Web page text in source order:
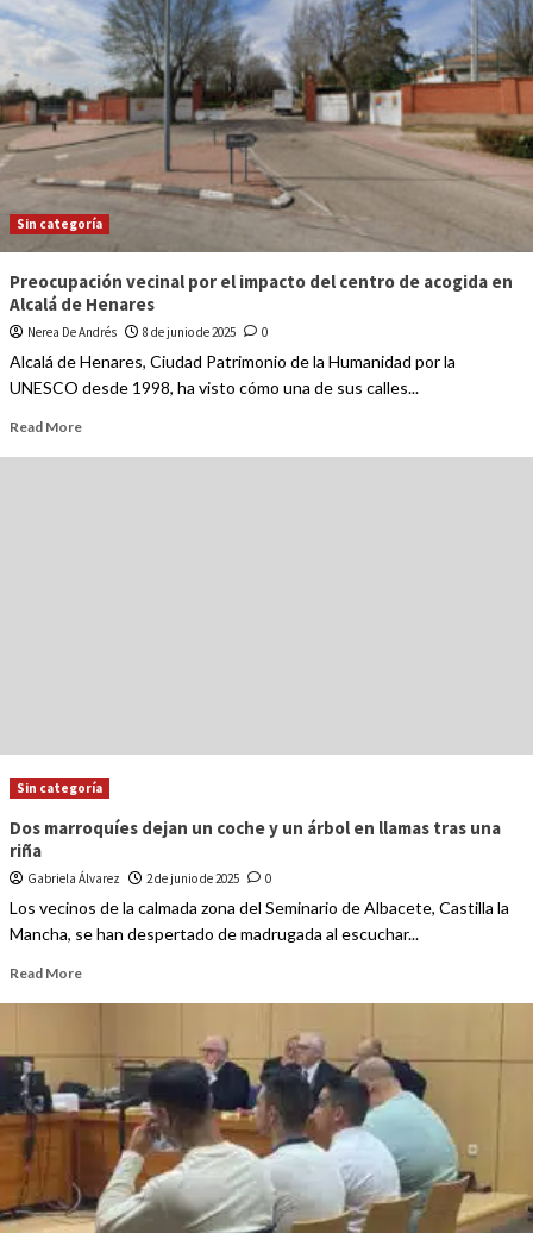
Sin categoría
Preocupación vecinal por el impacto del centro de acogida en
Alcalá de Henares
Nerea De Andrés 8 de junio de 2025 0
Alcalá de Henares, Ciudad Patrimonio de la Humanidad por la
UNESCO desde 1998, ha visto cómo una de sus calles...
Read More
Sin categoría
Dos marroquíes dejan un coche y un árbol en llamas tras una
riña
Gabriela Álvarez 2 de junio de 2025 0
Los vecinos de la calmada zona del Seminario de Albacete, Castilla la
Mancha, se han despertado de madrugada al escuchar...
Read More